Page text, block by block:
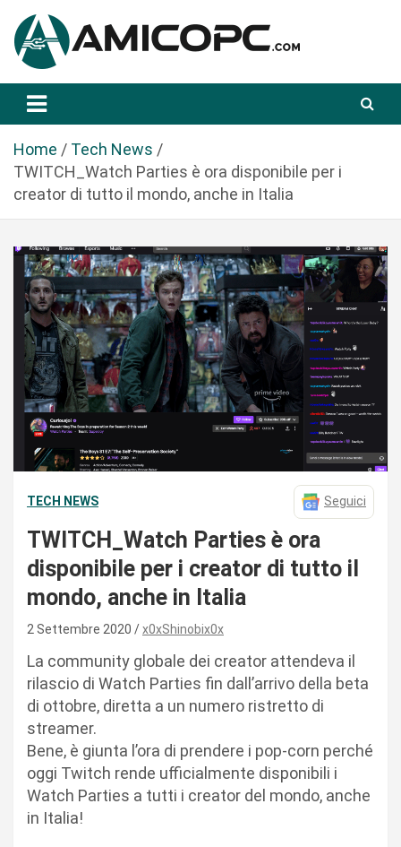
a
Amicopc.com
Home
Tech News
TWITCH_Watch Parties è ora disponibile per i
creator di tutto il mondo, anche in Italia
TECH NEWS Seguici
TWITCH_Watch Parties è ora
disponibile per i creator di tutto il
mondo, anche in Italia
2 Settembre 2020 x0xShinobix0x
La community globale dei creator attendeva il
rilascio di Watch Parties fin dall’arrivo della beta
di ottobre, diretta a un numero ristretto di
streamer.
Bene, è giunta l’ora di prendere i pop-corn perché
oggi Twitch rende ufficialmente disponibili i
Watch Parties a tutti i creator del mondo, anche
in Italia!